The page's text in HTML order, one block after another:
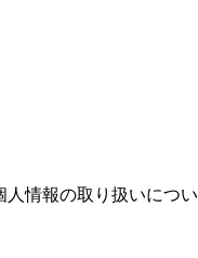
情報の取り扱いにつ